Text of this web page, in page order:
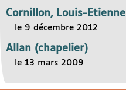
Cornillon, Louis-Etienne
le 9 décembre 2012
Allan (chapelier)
le 13 mars 2009